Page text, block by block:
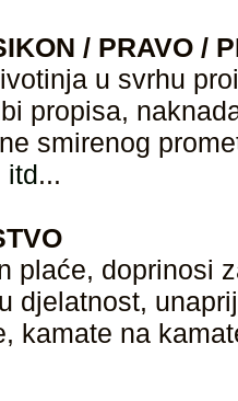
/ PRAVO /
u svrhu
propisa,
smirenog
itd...
plaće, doprinosi
djelatnost,
kamate na